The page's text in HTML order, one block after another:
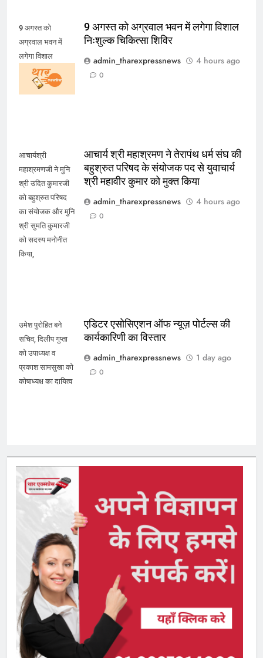
9 अगस्त को
अग्रवाल भवन में
लगेगा विशाल
निःशुल्क चिकित्सा
शिविर
9 अगस्त को अग्रवाल भवन में लगेगा विशाल
निःशुल्क चिकित्सा शिविर
admin_tharexpressnews
4 hours ago
0
आचार्यश्री
महाश्रमणजी ने मुनि
श्री उदित कुमारजी
को बहुश्रुत परिषद
का संयोजक और मुनि
श्री सुमति कुमारजी
को सदस्य मनोनीत
किया,
आचार्य श्री महाश्रमण ने तेरापंथ धर्म संघ की
बहुश्रुत परिषद के संयोजक पद से युवाचार्य
श्री महावीर कुमार को मुक्त किया
admin_tharexpressnews
4 hours ago
0
उमेश पुरोहित बने
सचिव, दिलीप गुप्ता
को उपाध्यक्ष व
प्रकाश सामसुखा को
कोषाध्यक्ष का दायित्व
एडिटर एसोसिएशन ऑफ न्यूज़ पोर्टल्स की
कार्यकारिणी का विस्तार
admin_tharexpressnews
1 day ago
0